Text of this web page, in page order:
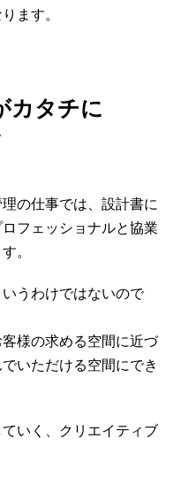
ます。
カタチに
の仕事では、設計書に
フェッショナルと協業
。
うわけではないので
様の求める空間に近づ
いただける空間にでき
いく、クリエイティブ